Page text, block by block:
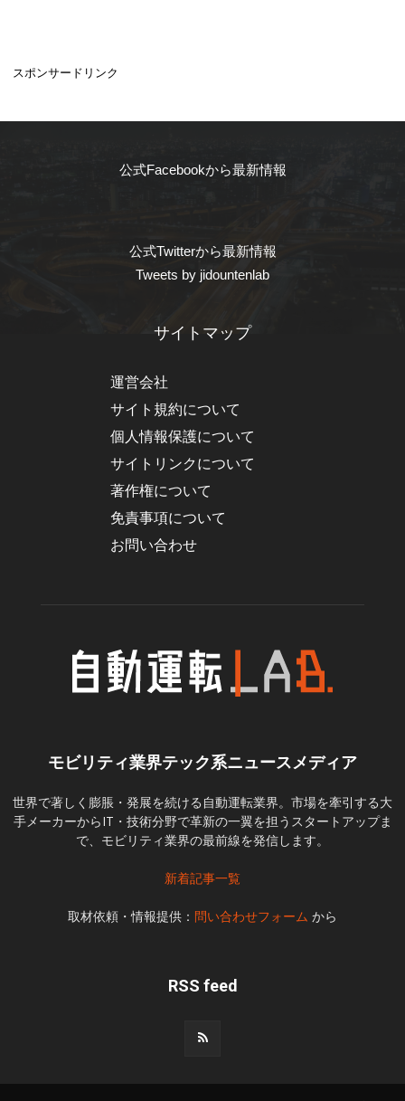
スポンサードリンク
公式Facebookから最新情報
公式Twitterから最新情報
Tweets by jidountenlab
サイトマップ
運営会社
サイト規約について
個人情報保護について
サイトリンクについて
著作権について
免責事項について
お問い合わせ
モビリティ業界テック系ニュースメディア
世界で著しく膨脹・発展を続ける自動運転業界。市場を牽引する大
手メーカーからIT・技術分野で革新の一翼を担うスタートアップま
で、モビリティ業界の最前線を発信します。
新着記事一覧
取材依頼・情報提供： 問い合わせフォーム から
RSS feed